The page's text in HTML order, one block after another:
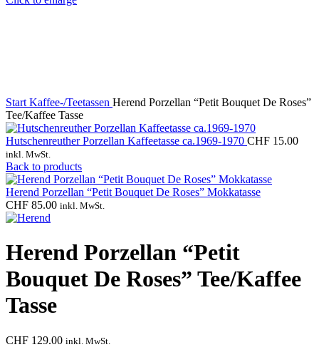
Start Kaffee-/Teetassen Herend Porzellan “Petit Bouquet De Roses”
Tee/Kaffee Tasse
Hutschenreuther Porzellan Kaffeetasse ca.1969-1970 CHF 15.00
inkl. MwSt.
Back to products
Herend Porzellan “Petit Bouquet De Roses” Mokkatasse
CHF 85.00 inkl. MwSt.
Herend Porzellan “Petit
Bouquet De Roses” Tee/Kaffee
Tasse
CHF 129.00 inkl. MwSt.